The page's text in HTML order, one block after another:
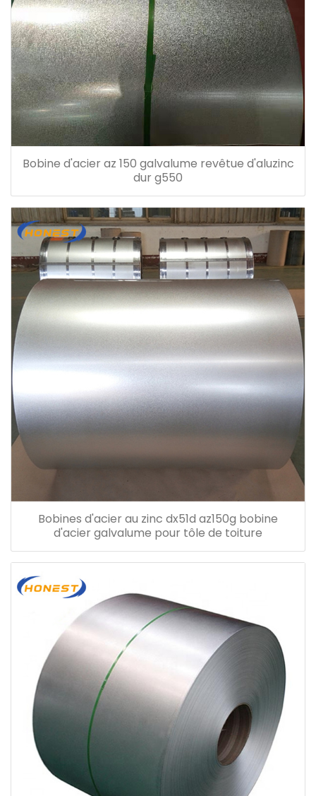
Bobine d'acier az 150 galvalume revêtue d'aluzinc
dur g550
Bobines d'acier au zinc dx51d az150g bobine
d'acier galvalume pour tôle de toiture